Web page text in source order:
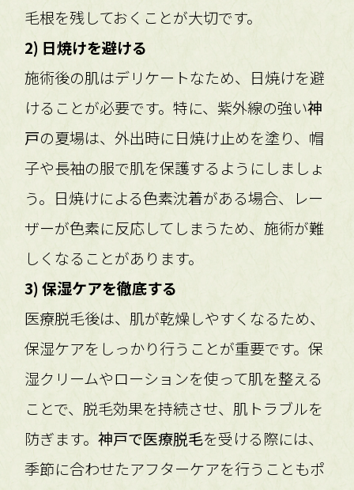
毛根を残しておくことが大切です。
2) 日焼けを避ける
施術後の肌はデリケートなため、日焼けを避
けることが必要です。特に、紫外線の強い神
戸の夏場は、外出時に日焼け止めを塗り、帽
子や長袖の服で肌を保護するようにしましょ
う。日焼けによる色素沈着がある場合、レー
ザーが色素に反応してしまうため、施術が難
しくなることがあります。
3) 保湿ケアを徹底する
医療脱毛後は、肌が乾燥しやすくなるため、
保湿ケアをしっかり行うことが重要です。保
湿クリームやローションを使って肌を整える
ことで、脱毛効果を持続させ、肌トラブルを
防ぎます。神戸で医療脱毛を受ける際には、
季節に合わせたアフターケアを行うこともポ